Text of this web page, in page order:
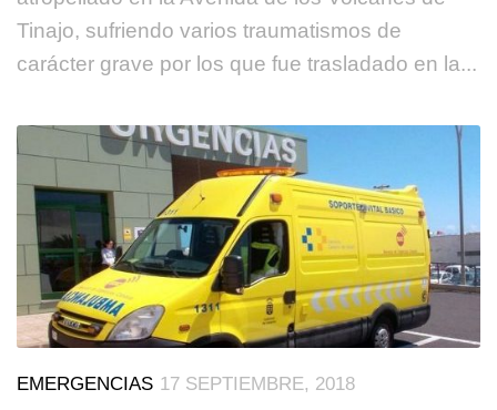
Tinajo, sufriendo varios traumatismos de
carácter grave por los que fue trasladado en la...
EMERGENCIAS 17 SEPTIEMBRE, 2018